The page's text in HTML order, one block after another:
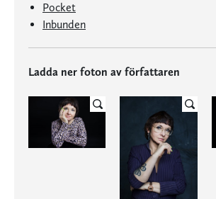
Pocket
Inbunden
Ladda ner foton av författaren